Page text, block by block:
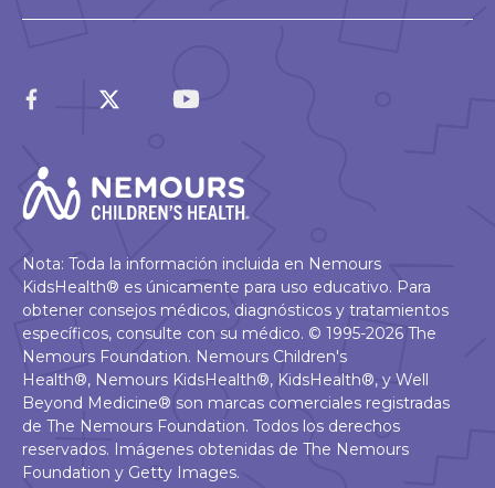
Nota: Toda la información incluida en Nemours
KidsHealth® es únicamente para uso educativo. Para
obtener consejos médicos, diagnósticos y tratamientos
específicos, consulte con su médico. © 1995-2026 The
Nemours Foundation. Nemours Children's
Health®, Nemours KidsHealth®, KidsHealth®, y Well
Beyond Medicine® son marcas comerciales registradas
de The Nemours Foundation. Todos los derechos
reservados. Imágenes obtenidas de The Nemours
Foundation y Getty Images.